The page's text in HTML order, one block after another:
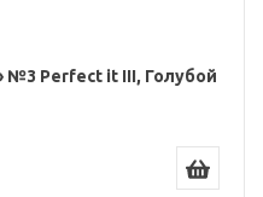
№3 Perfect it III, Голубой